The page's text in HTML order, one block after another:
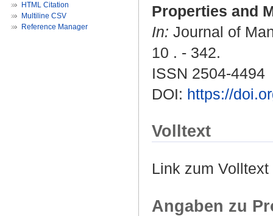
HTML Citation
Multiline CSV
Reference Manager
Properties and
In: Journal of
10 . - 342.
ISSN 2504-4494
DOI: https://
Volltext
Link zum
Angaben zu